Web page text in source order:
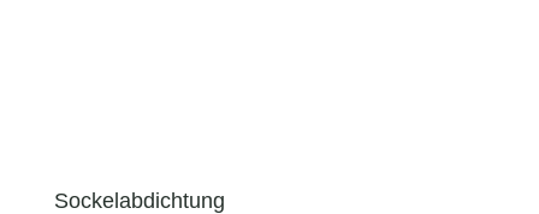
Sockelabdichtung